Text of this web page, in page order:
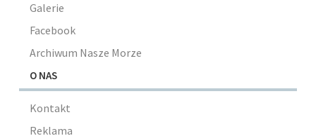
Galerie
Facebook
Archiwum Nasze Morze
O NAS
Kontakt
Reklama